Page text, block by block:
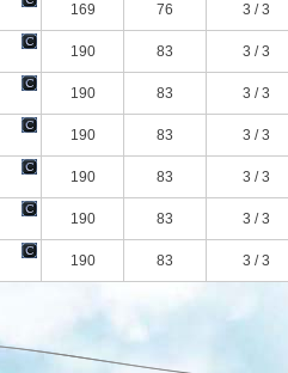
169 76 3 / 3
190 83 3 / 3
190 83 3 / 3
190 83 3 / 3
190 83 3 / 3
190 83 3 / 3
190 83 3 / 3